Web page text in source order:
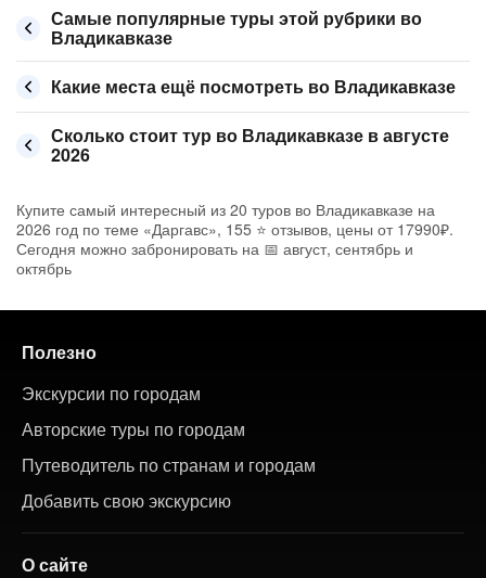
Самые популярные туры этой рубрики во
Владикавказе
Какие места ещё посмотреть во Владикавказе
Сколько стоит тур во Владикавказе в августе
2026
Купите самый интересный из 20 туров во Владикавказе на
2026 год по теме «Даргавс», 155 ⭐ отзывов, цены от 17990₽.
Сегодня можно забронировать на 📅 август, сентябрь и
октябрь
Полезно
Экскурсии по городам
Авторские туры по городам
Путеводитель по странам и городам
Добавить свою экскурсию
О сайте